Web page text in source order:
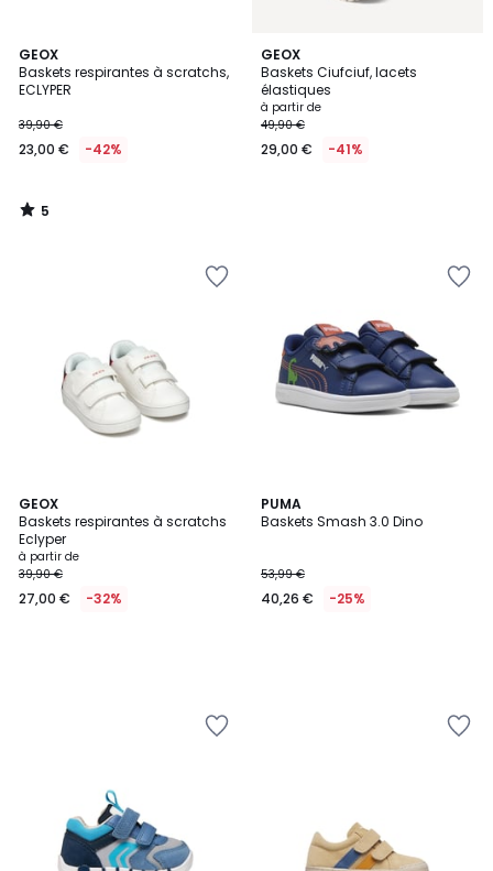
GEOX
Baskets respirantes à scratchs,
ECLYPER
39,90 €
23,00 € -42%
5
/
5
5
/
GEOX
Baskets Ciufciuf, lacets
élastiques
à partir de
49,90 €
29,00 € -41%
GEOX
Baskets respirantes à scratchs
Eclyper
à partir de
39,90 €
27,00 € -32%
PUMA
Baskets Smash 3.0 Dino
53,99 €
40,26 € -25%